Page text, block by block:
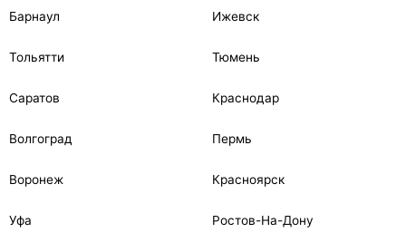
Барнаул Ижевск
Тольятти Тюмень
Саратов Краснодар
Волгоград Пермь
Воронеж Красноярск
Уфа Ростов-На-Дону